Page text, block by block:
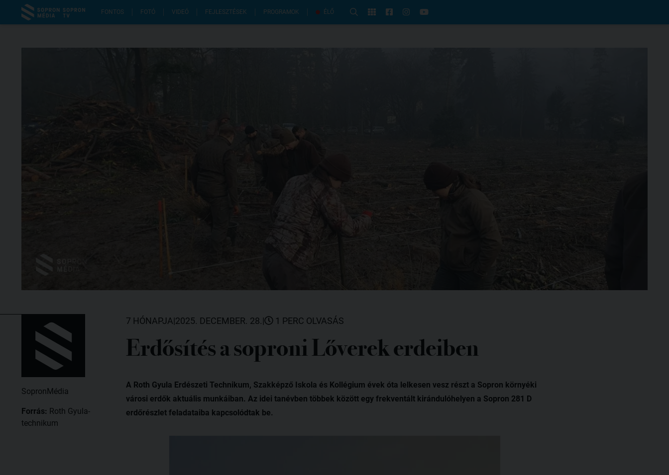
FONTOS FOTÓ VIDEÓ FEJLESZTÉSEK PROGRAMOK ÉLŐ
SopronMédia
Forrás: Roth Gyula-
technikum
7 HÓNAPJA|2025. DECEMBER. 28.| 1 PERC OLVASÁS
Erdősítés a soproni Lőverek erdeiben
A Roth Gyula Erdészeti Technikum, Szakképző Iskola és Kollégium évek óta lelkesen vesz részt a Sopron környéki
városi erdők aktuális munkáiban. Az idei tanévben többek között egy frekventált kirándulóhelyen a Sopron 281 D
erdőrészlet feladataiba kapcsolódtak be.